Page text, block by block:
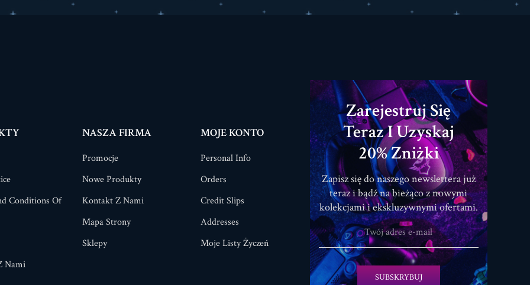
Conditions Of
Nami
NASZA FIRMA
Promocje
Nowe Produkty
Kontakt Z Nami
Mapa Strony
Sklepy
MOJE KONTO
Personal Info
Orders
Credit Slips
Addresses
Moje Listy Życzeń
Zarejestruj Się
Teraz I Uzyskaj
20% Zniżki
Zapisz się do naszego newslettera już
teraz i bądź na bieżąco z nowymi
kolekcjami i ekskluzywnymi ofertami.
SUBSKRYBUJ